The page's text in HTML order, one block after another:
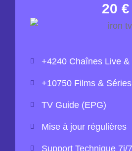
20 €
+4240 Chaînes Live &
+10750 Films & Séries
TV Guide (EPG)
Mise à jour régulières
Support Technique 7j/7